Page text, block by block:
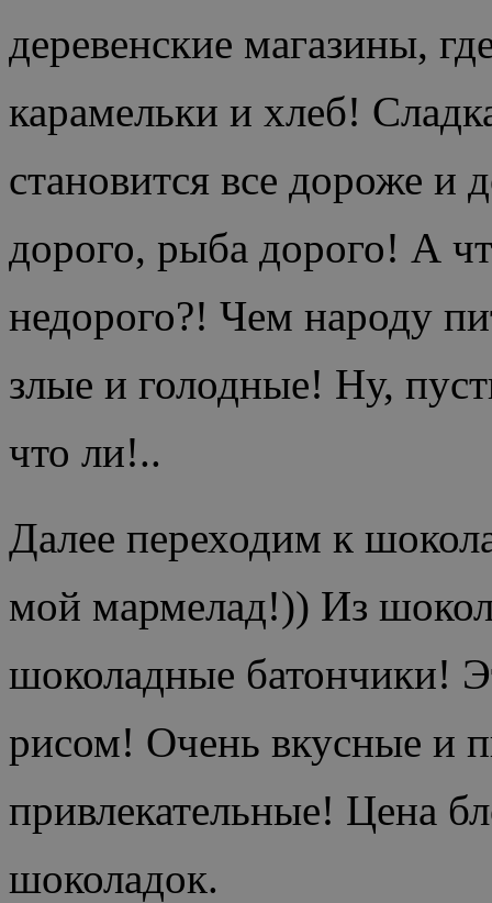
деревенские магазины,
карамельки и хлеб!
становится все дороже и
дорого, рыба дорого! А
недорого?! Чем народу
злые и голодные! Ну,
что ли!..
Далее переходим к
мой мармелад!)) Из
шоколадные батончики!
рисом! Очень вкусные и
привлекательные! Цена
шоколадок.